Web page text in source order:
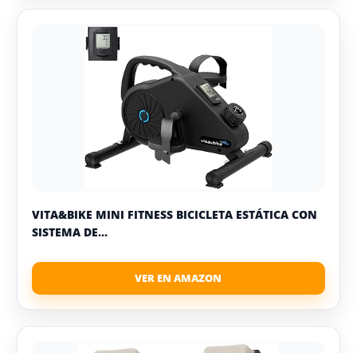
VITA&BIKE MINI FITNESS BICICLETA ESTÁTICA CON
SISTEMA DE...